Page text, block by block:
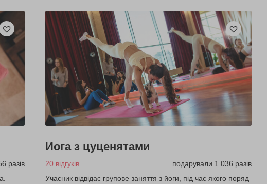
разів
Йога з цуценятами
20 відгуків
подарували 1 036 разів
Учасник відвідає групове заняття з йоги, під час якого поряд